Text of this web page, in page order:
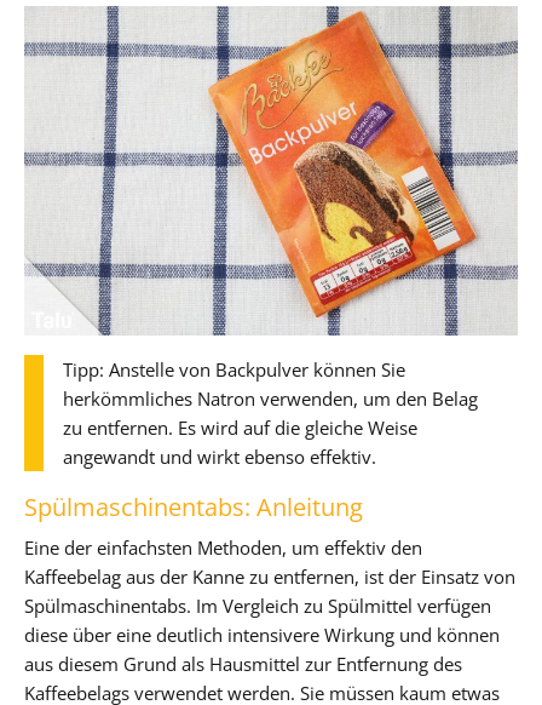
Tipp: Anstelle von Backpulver können Sie
herkömmliches Natron verwenden, um den Belag
zu entfernen. Es wird auf die gleiche Weise
angewandt und wirkt ebenso effektiv.
Spülmaschinentabs: Anleitung
Eine der einfachsten Methoden, um effektiv den
Kaffeebelag aus der Kanne zu entfernen, ist der Einsatz von
Spülmaschinentabs. Im Vergleich zu Spülmittel verfügen
diese über eine deutlich intensivere Wirkung und können
aus diesem Grund als Hausmittel zur Entfernung des
Kaffeebelags verwendet werden. Sie müssen kaum etwas